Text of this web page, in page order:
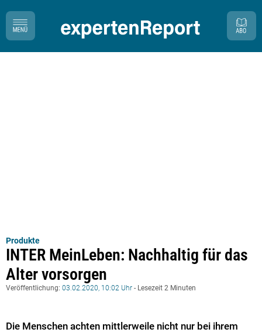
Produkte
INTER MeinLeben: Nachhaltig für das
Alter vorsorgen
Veröffentlichung: 03.02.2020, 10:02 Uhr - Lesezeit 2 Minuten
Die Menschen achten mittlerweile nicht nur bei ihrem